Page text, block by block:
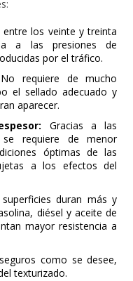
entre los veinte y treinta
a las presiones de
por el tráfico.
No requiere de mucho
el sellado adecuado y
aparecer.
Gracias a las
requiere de menor
óptimas de las
a los efectos del
duran más y
diésel y aceite de
mayor resistencia a
como se desee,
texturizado.